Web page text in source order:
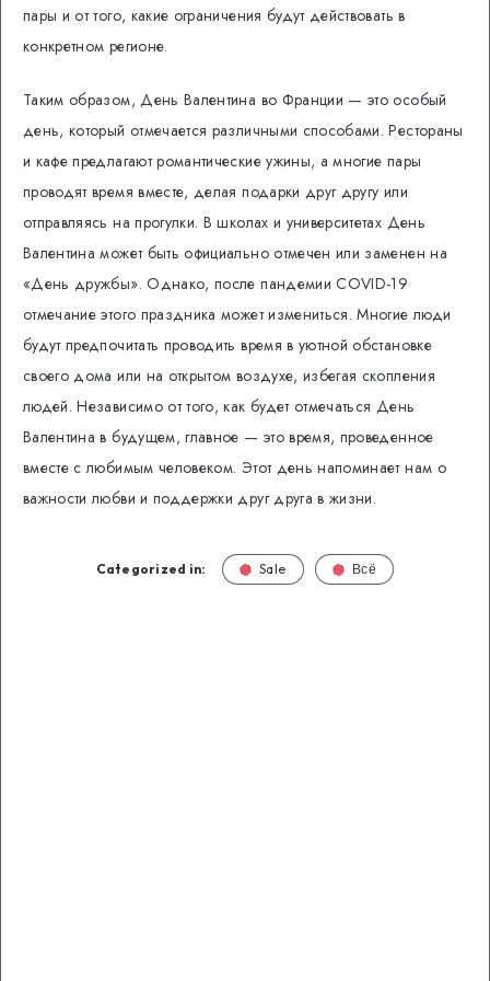
пары и от того, какие ограничения будут действовать в
конкретном регионе.
Таким образом, День Валентина во Франции — это особый
день, который отмечается различными способами. Рестораны
и кафе предлагают романтические ужины, а многие пары
проводят время вместе, делая подарки друг другу или
отправляясь на прогулки. В школах и университетах День
Валентина может быть официально отмечен или заменен на
«День дружбы». Однако, после пандемии COVID-19
отмечание этого праздника может измениться. Многие люди
будут предпочитать проводить время в уютной обстановке
своего дома или на открытом воздухе, избегая скопления
людей. Независимо от того, как будет отмечаться День
Валентина в будущем, главное — это время, проведенное
вместе с любимым человеком. Этот день напоминает нам о
важности любви и поддержки друг друга в жизни.
Categorized in: Sale Всё